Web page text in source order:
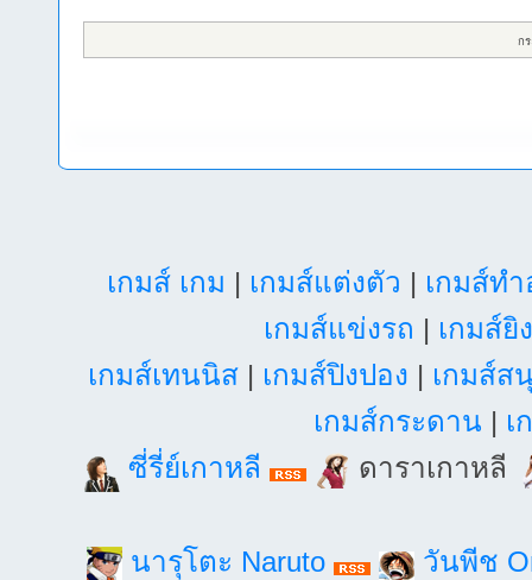
ก
เกมส์ เกม | เกมส์แต่งตัว | เกมส์ท
เกมส์แข่งรถ | เกมส์ยิ
เกมส์เทนนิส| เกมส์ปิงปอง | เกมส์ส
เกมส์กระดาน | เ
ซี่รี่ย์เกาหลี
ดาราเกาหลี
นารุโตะ Naruto
วันพีช